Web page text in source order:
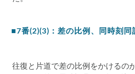
■7番(2)(3)：差の比例、同時刻同
往復と片道で差の比例をかけるの